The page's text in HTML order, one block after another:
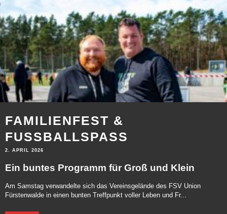
FAMILIENFEST &
FUSSBALLSPASS
2. APRIL 2026
Ein buntes Programm für Groß und Klein
Am Samstag verwandelte sich das Vereinsgelände des FSV Union
Fürstenwalde in einen bunten Treffpunkt voller Leben und Fr...